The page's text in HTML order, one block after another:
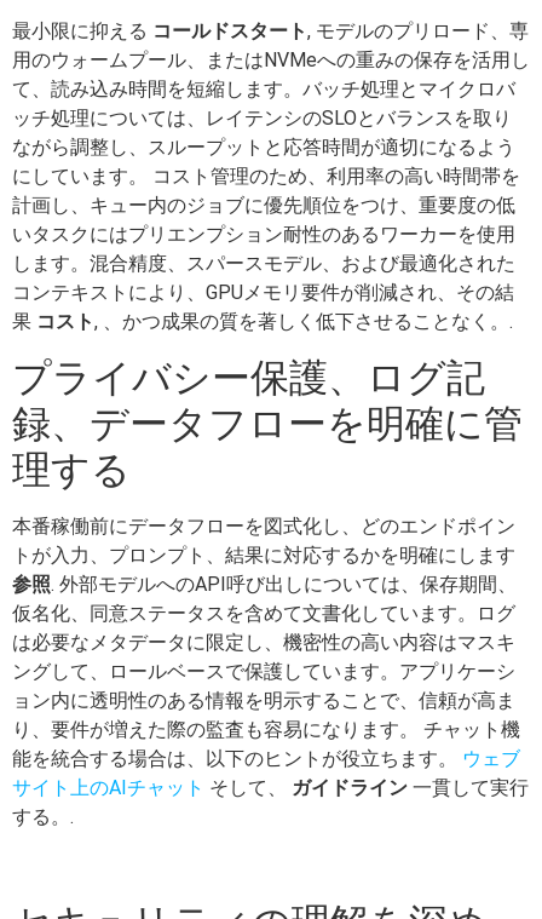
最小限に抑える コールドスタート, モデルのプリロード、専
用のウォームプール、またはNVMeへの重みの保存を活用し
て、読み込み時間を短縮します。バッチ処理とマイクロバ
ッチ処理については、レイテンシのSLOとバランスを取り
ながら調整し、スループットと応答時間が適切になるよう
にしています。 コスト管理のため、利用率の高い時間帯を
計画し、キュー内のジョブに優先順位をつけ、重要度の低
いタスクにはプリエンプション耐性のあるワーカーを使用
します。混合精度、スパースモデル、および最適化された
コンテキストにより、GPUメモリ要件が削減され、その結
果 コスト, 、かつ成果の質を著しく低下させることなく。.
プライバシー保護、ログ記
録、データフローを明確に管
理する
本番稼働前にデータフローを図式化し、どのエンドポイン
トが入力、プロンプト、結果に対応するかを明確にします
参照. 外部モデルへのAPI呼び出しについては、保存期間、
仮名化、同意ステータスを含めて文書化しています。ログ
は必要なメタデータに限定し、機密性の高い内容はマスキ
ングして、ロールベースで保護しています。アプリケーシ
ョン内に透明性のある情報を明示することで、信頼が高ま
り、要件が増えた際の監査も容易になります。 チャット機
能を統合する場合は、以下のヒントが役立ちます。
ウェブ
サイト上のAIチャット そして、 ガイドライン 一貫して実行
する。.